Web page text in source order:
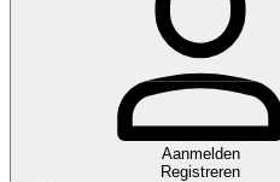
Aanmelden
Registreren